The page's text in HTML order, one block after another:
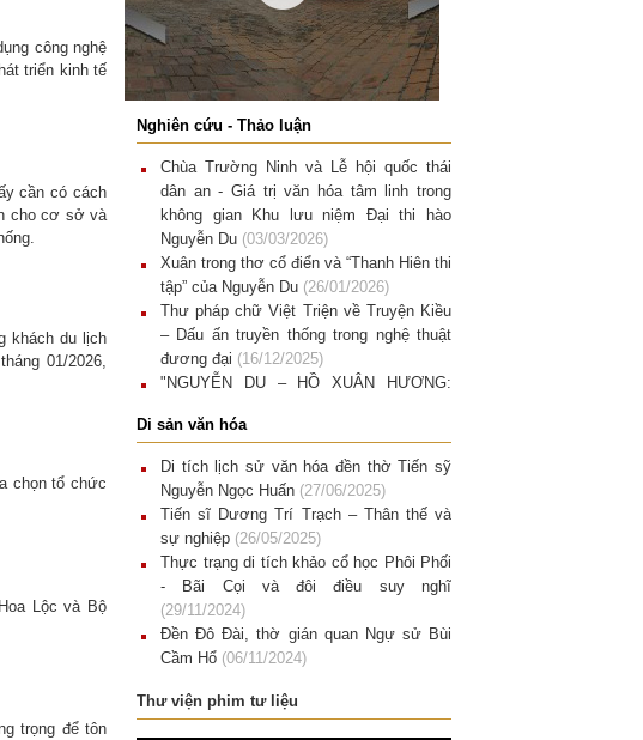
công nghệ
triển kinh tế
cần có cách
cho cơ sở và
khách du lịch
01/2026,
chọn tổ chức
Lộc và Bộ
trọng để tôn
Nghiên cứu - Thảo luận
Chùa Trường Ninh và Lễ hội quốc thái
dân an - Giá trị văn hóa tâm linh trong
không gian Khu lưu niệm Đại thi hào
Nguyễn Du (03/03/2026)
Xuân trong thơ cổ điển và “Thanh Hiên thi
tập” của Nguyễn Du (26/01/2026)
Thư pháp chữ Việt Triện về Truyện Kiều
– Dấu ấn truyền thống trong nghệ thuật
đương đại (16/12/2025)
"NGUYỄN DU – HỒ XUÂN HƯƠNG:
chương và hội họa nhìn từ một trưng bày
(15/12/2025)
Di tích quốc gia đặc biệt Khu lưu niệm
Nguyễn Du Một chặng đường gìn giữ và
phát huy giá trị di sản văn hóa dân tộc
(12/12/2025)
Di sản văn hóa
Di tích lịch sử văn hóa đền thờ Tiến sỹ
Nguyễn Ngọc Huấn (27/06/2025)
Tiến sĩ Dương Trí Trạch – Thân thế và
sự nghiệp (26/05/2025)
Thực trạng di tích khảo cổ học Phôi Phối
- Bãi Cọi và đôi điều suy nghĩ
(29/11/2024)
Đền Đô Đài, thờ gián quan Ngự sử Bùi
Cầm Hổ (06/11/2024)
Dung: Nơi ngân vang bài thơ “Cảm hoài”
Thư viện phim tư liệu